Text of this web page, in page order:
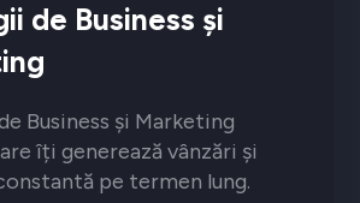
de Business și
Business și Marketing
îți generează vânzări și
pe termen lung.